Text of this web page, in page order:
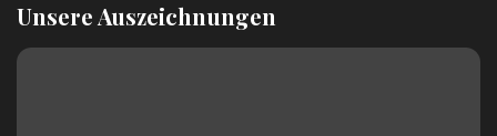
Unsere Auszeichnungen